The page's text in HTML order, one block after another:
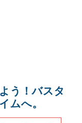
う！バスタ
ムへ。